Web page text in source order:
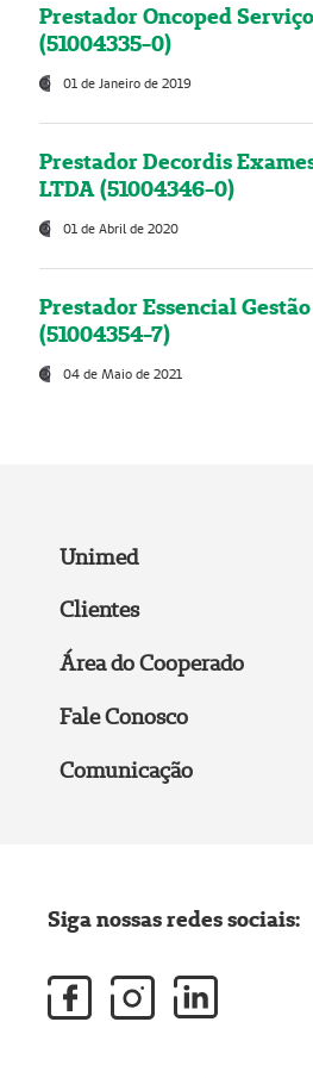
Prestador Oncoped
(51004335-0)
01 de Janeiro de 2019
Prestador Decordis
LTDA (51004346-0)
01 de Abril de 2020
Prestador Essencial
(51004354-7)
04 de Maio de 2021
Unimed
Clientes
Área do Cooperado
Fale Conosco
Comunicação
Siga nossas redes sociais: